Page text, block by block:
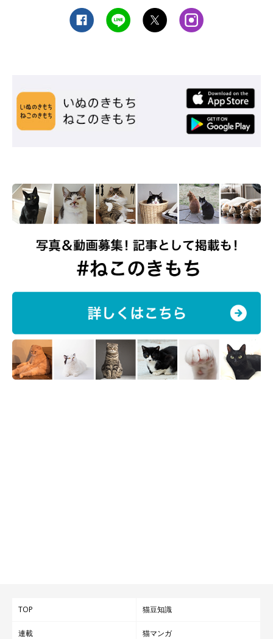
TOP 猫豆知識
連載 猫マンガ